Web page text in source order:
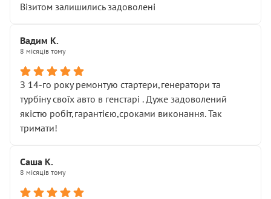
Візитом залишились задоволені
Вадим К.
8 місяців тому
З 14-го року ремонтую стартери,генератори та
турбіну своїх авто в генстарі . Дуже задоволений
якістю робіт,гарантією,сроками виконання. Так
тримати!
Саша К.
8 місяців тому